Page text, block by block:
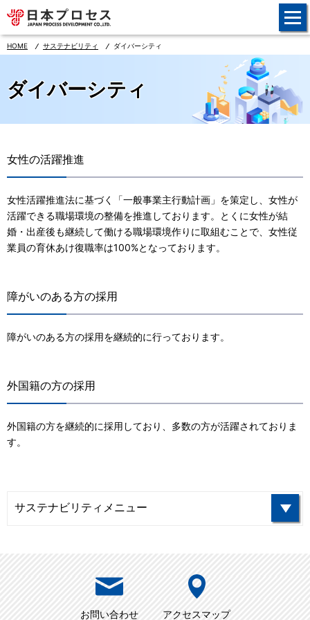
事業案内
会社情報
IR情報
サステナビリティ
環境
ガバナンス
環境保全活動
働きやすい環境の整備
コーポレート・ガバナンス
内部統制システム構築の基本方針
HOME サステナビリティ ダイバーシティ
ダイバーシティ
女性の活躍推進
女性活躍推進法に基づく「一般事業主行動計画」を策定し、女性が
活躍できる職場環境の整備を推進しております。とくに女性が結
婚・出産後も継続して働ける職場環境作りに取組むことで、女性従
業員の育休あけ復職率は100%となっております。
障がいのある方の採用
障がいのある方の採用を継続的に行っております。
外国籍の方の採用
外国籍の方を継続的に採用しており、多数の方が活躍されておりま
す。
サステナビリティメニュー
お問い合わせ アクセスマップ